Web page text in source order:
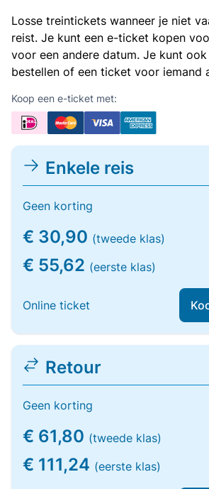
Losse treintickets wanneer je niet
reist. Je kunt een e-ticket kopen
voor een andere datum. Je kunt
bestellen of een ticket voor iemand
Koop een e-ticket met:
Enkele reis
Geen korting
€ 30,90 (tweede klas)
€ 55,62 (eerste klas)
Online ticket
Retour
Geen korting
€ 61,80 (tweede klas)
€ 111,24 (eerste klas)